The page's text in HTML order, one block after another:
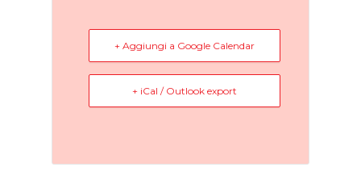
+ Aggiungi a Google Calendar
+ iCal / Outlook export